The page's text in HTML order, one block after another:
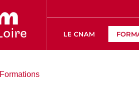
LE CNAM
Formations